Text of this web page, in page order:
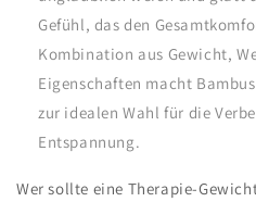
Gefühl, das den
Kombination aus Gewicht,
Eigenschaften macht
zur idealen Wahl für die
Entspannung.
Wer sollte eine Therapie-